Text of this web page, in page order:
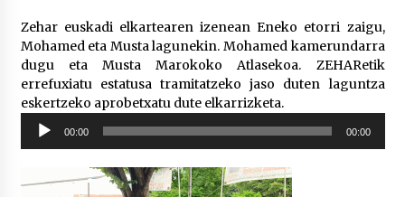
Zehar euskadi elkartearen izenean Eneko etorri zaigu,
Mohamed eta Musta lagunekin. Mohamed kamerundarra
dugu eta Musta Marokoko Atlasekoa. ZEHARetik
errefuxiatu estatusa tramitatzeko jaso duten laguntza
eskertzeko aprobetxatu dute elkarrizketa.
Soinu
erreproduzigailua
00:00 00:00